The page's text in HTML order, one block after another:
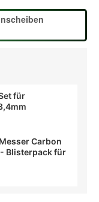
für
Carbon
Blisterpack für